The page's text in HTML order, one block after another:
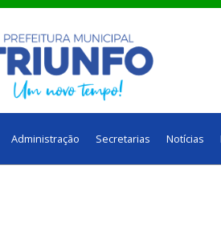
Administração Secretarias Notícias